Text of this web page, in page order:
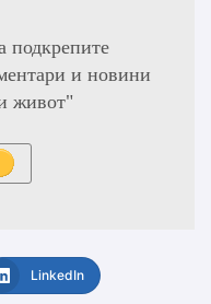
подкрепите
и новини
живот"
LinkedIn